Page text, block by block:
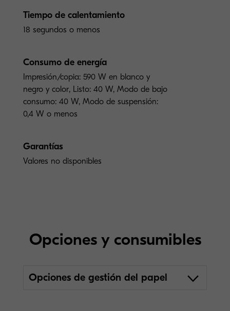
Tiempo de calentamiento
18 segundos o menos
Consumo de energía
Impresión/copia: 590 W en blanco y
negro y color, Listo: 40 W, Modo de bajo
consumo: 40 W, Modo de suspensión:
0,4 W o menos
Garantías
Valores no disponibles
Opciones y consumibles
Opciones de gestión del papel